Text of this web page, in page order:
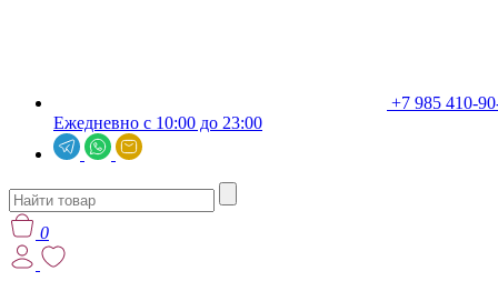
+7 985 410-
Ежедневно с 10:00 до 23:00
0